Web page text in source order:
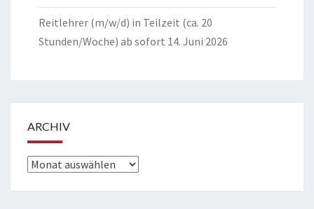
Reitlehrer (m/w/d) in Teilzeit (ca. 20
Stunden/Woche) ab sofort 14. Juni 2026
ARCHIV
Archiv